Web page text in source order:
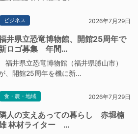
ビジネス 2026年7月29日
井県立恐竜博物館、開館25周年で
ロゴ募集 年間…
福井県立恐竜博物館（福井県勝山市）
、開館25周年を機に新…
食・農・地域 2026年7月29日
隣人の支えあっての暮らし 赤堀楠
林材ライター …